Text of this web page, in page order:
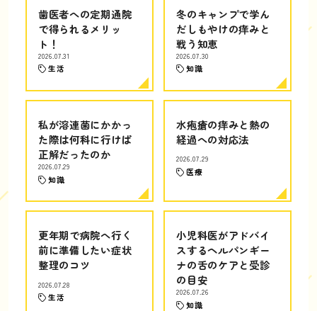
歯医者への定期通院
で得られるメリッ
ト！
2026.07.31
生活
冬のキャンプで学ん
だしもやけの痒みと
戦う知恵
2026.07.30
知識
私が溶連菌にかかっ
た際は何科に行けば
正解だったのか
2026.07.29
知識
水疱瘡の痒みと熱の
経過への対応法
2026.07.29
医療
更年期で病院へ行く
前に準備したい症状
整理のコツ
2026.07.28
生活
小児科医がアドバイ
スするヘルパンギー
ナの舌のケアと受診
の目安
2026.07.26
知識